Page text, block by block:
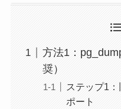
方法1：
奨）
ステップ1
ポート